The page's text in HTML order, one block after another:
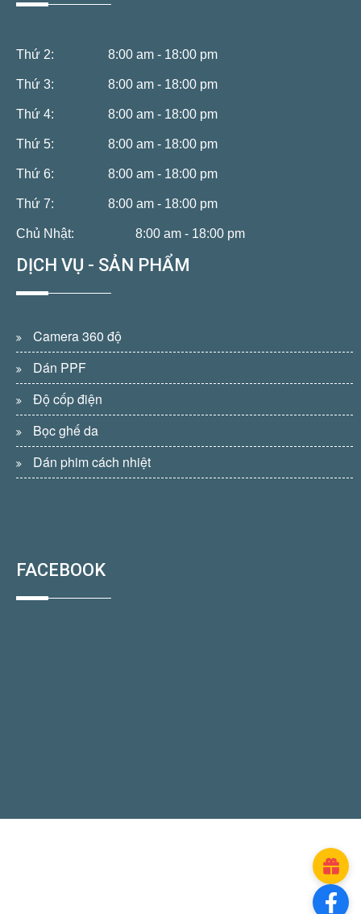
Thứ 2: 8:00 am - 18:00 pm
Thứ 3: 8:00 am - 18:00 pm
Thứ 4: 8:00 am - 18:00 pm
Thứ 5: 8:00 am - 18:00 pm
Thứ 6: 8:00 am - 18:00 pm
Thứ 7: 8:00 am - 18:00 pm
Chủ Nhật: 8:00 am - 18:00 pm
DỊCH VỤ - SẢN PHẨM
Camera 360 độ
Dán PPF
Độ cốp điện
Bọc ghế da
Dán phim cách nhiệt
FACEBOOK